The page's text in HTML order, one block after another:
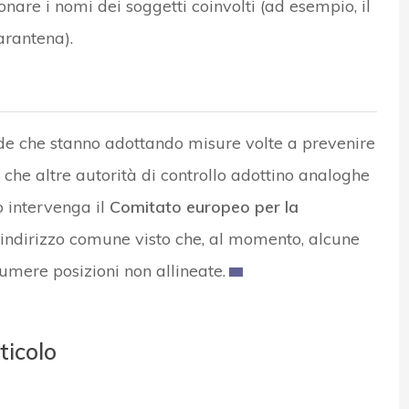
i nomi dei soggetti coinvolti (ad esempio, il
che stanno adottando misure volte a prevenire
altre autorità di controllo adottino analoghe
intervenga il Comitato europeo per la
comune visto che, al momento, alcune
posizioni non allineate.